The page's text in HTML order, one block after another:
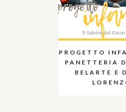
PROGETTO
PANETTERIA
BELARTE E